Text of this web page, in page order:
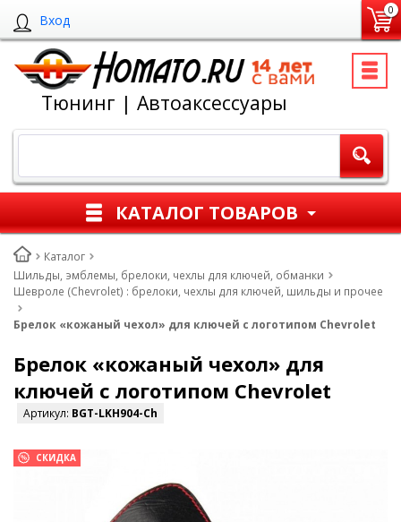
Вход
0
Тюнинг | Автоаксессуары
КАТАЛОГ ТОВАРОВ
Каталог
Шильды, эмблемы, брелоки, чехлы для ключей, обманки
Шевроле (Chevrolet) : брелоки, чехлы для ключей, шильды и прочее
Брелок «кожаный чехол» для ключей с логотипом Chevrolet
Брелок «кожаный чехол» для
ключей с логотипом Chevrolet
Артикул: BGT-LKH904-Ch
СКИДКА